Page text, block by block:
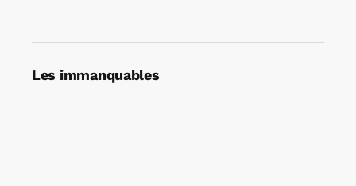
Les immanquables